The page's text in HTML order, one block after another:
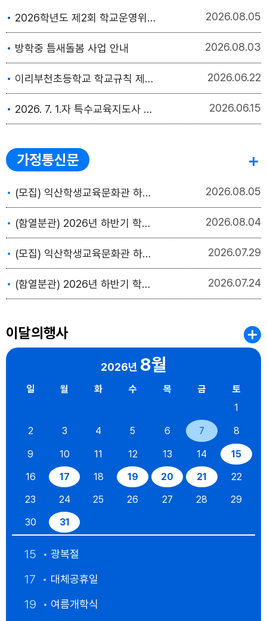
2026학년도 제2회 학교운영위원회(임시회) 개최 공고 2026 08.05
방학중 틈새돌봄 사업 안내 2026 08.03
이리부천초등학교 학교규칙 제개정 검토의견서 제출 2026 06.22
2026. 7. 1.자 특수교육지도사 대체인력 채용 서류전형 합격자 발표 및 면접시험 안내 2026 06.15
가정통신문
(모집) 익산학생교육문화관 하반기 학생·독서·수영교육 프로그램 수강생 모집 2026 08.05
(함열분관) 2026년 하반기 학생교육 프로그램 수강생 모집 안내 2026 08.04
(모집) 익산학생교육문화관 하반기 학생·독서·수영교육 프로그램 수강생 모집 2026 07.29
(함열분관) 2026년 하반기 학생교육 프로그램 수강생 모집 안내 2026 07.24
이달의행사
2026년 8월
일 월 화 수 목 금
토
1
2 3 4 5 6 7 8
9 10 11 12 13 14
15
16
17 18 19 20 21
22
23
24 25 26 27 28
29
30
31
15 광복절
17 대체공휴일
19 여름개학식